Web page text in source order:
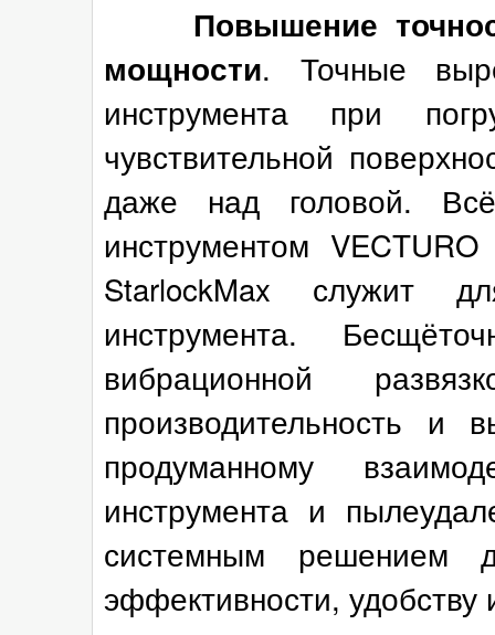
Повышение
мощности. Точные
инструмента при
чувствительной
даже над головой.
инструментом
StarlockMax служит
инструмента.
вибрационной
производительность и
продуманному
инструмента и
системным решением
эффективности, удобству